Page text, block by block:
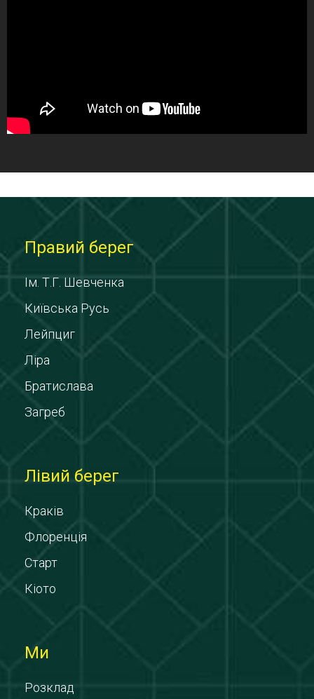
Правий берег
Ім. Т.Г. Шевченка
Київська Русь
Лейпциг
Ліра
Братислава
Загреб
Лівий берег
Краків
Флоренція
Старт
Кіото
Ми
Розклад